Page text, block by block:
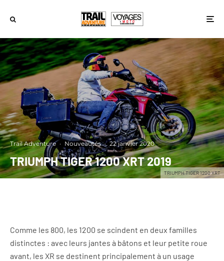
TRIUMPH TIGER 1200 XRT
Trail Adventure · Nouveautés · 22 janvier 2020
TRIUMPH TIGER 1200 XRT 2019
Comme les 800, les 1200 se scindent en deux familles
distinctes : avec leurs jantes à bâtons et leur petite roue
avant, les XR se destinent principalement à un usage